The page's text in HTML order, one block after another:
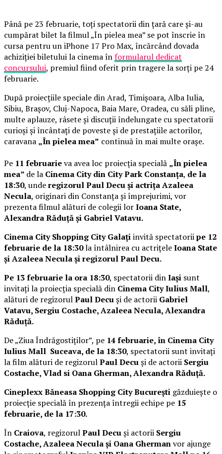
Până pe 23 februarie, toți spectatorii din țară care și-au
cumpărat bilet la filmul „În pielea mea” se pot înscrie în
cursa pentru un iPhone 17 Pro Max, încărcând dovada
achiziției biletului la cinema înformularul dedicat
concursului, premiul fiind oferit prin tragere la sorți pe 24
februarie.
După proiecțiile speciale din Arad, Timișoara, Alba Iulia,
Sibiu, Brașov, Cluj-Napoca, Baia Mare, Oradea, cu săli pline,
multe aplauze, râsete și discuții îndelungate cu spectatorii
curioși și încântați de poveste și de prestațiile actorilor,
caravana „În pielea mea” continuă în mai multe orașe.
Pe 11 februarieva avea loc proiecția specială „În pielea
mea” de la Cinema City din City Park Constanța, de la
18:30, underegizorul Paul Decu și actrița Azaleea
Necula, originari din Constanța și împrejurimi, vor
prezenta filmul alături de colegii lorIoana State,
Alexandra Răduță și Gabriel Vatavu.
Cinema City Shopping City Galațiinvită spectatoriipe 12
februarie de la 18:30la întâlnirea cu actrițeleIoana State
și Azaleea Necula și regizorul Paul Decu.
Pe 13 februarie la ora 18:30, spectatorii dinIași sunt
invitați la proiecția specială din Cinema City Iulius Mall,
alături de regizorulPaul Decuși de actorii Gabriel
Vatavu, Sergiu Costache, Azaleea Necula, Alexandra
Răduță.
De „Ziua Îndrăgostiților”, pe 14 februarie, în Cinema City
Iulius Mall Suceava, de la 18:30, spectatorii sunt invitați
la film alături de regizorulPaul Decuși de actorii Sergiu
Costache, Vlad si Oana Gherman, Alexandra Răduță.
Cineplexx Băneasa Shopping City București găzduiește o
proiecție specială în prezența întregii echipe pe 15
februarie, de la 17:30.
În Craiova, regizorulPaul Decuși actorii Sergiu
Costache, Azaleea Necula și Oana Ghermanvor ajunge